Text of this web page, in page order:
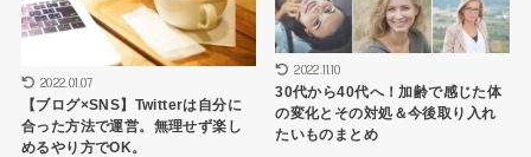
2022.01.07
【ブログ×SNS】Twitterは自分に
合った方法で運営。無理せず楽し
めるやり方でOK。
2022.11.10
30代から40代へ！加齢で感じた体
の変化とその対処＆今後取り入れ
たいものまとめ